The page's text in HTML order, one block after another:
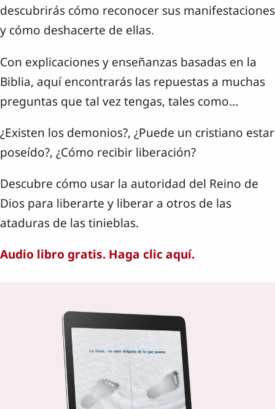
descubrirás cómo reconocer sus manifestaciones
y cómo deshacerte de ellas.
Con explicaciones y enseñanzas basadas en la
Biblia, aquí encontrarás las repuestas a muchas
preguntas que tal vez tengas, tales como…
¿Existen los demonios?, ¿Puede un cristiano estar
poseído?, ¿Cómo recibir liberación?
Descubre cómo usar la autoridad del Reino de
Dios para liberarte y liberar a otros de las
ataduras de las tinieblas.
Audio libro gratis. Haga clic aquí.